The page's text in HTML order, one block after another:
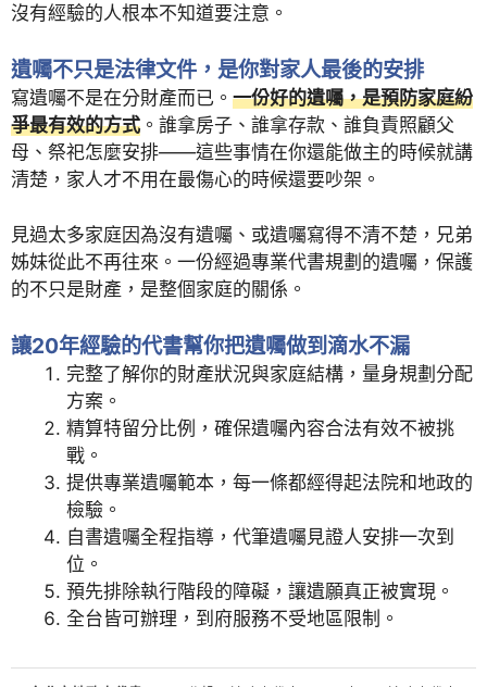
沒有經驗的人根本不知道要注意。
遺囑不只是法律文件，是你對家人最後的安排
寫遺囑不是在分財產而已。 一份好的遺囑，是預防家庭紛
爭最有效的方式 。誰拿房子、誰拿存款、誰負責照顧父
母、祭祀怎麼安排——這些事情在你還能做主的時候就講
清楚，家人才不用在最傷心的時候還要吵架。
見過太多家庭因為沒有遺囑、或遺囑寫得不清不楚，兄弟
姊妹從此不再往來。一份經過專業代書規劃的遺囑，保護
的不只是財產，是整個家庭的關係。
讓20年經驗的代書幫你把遺囑做到滴水不漏
完整了解你的財產狀況與家庭結構，量身規劃分配
方案。
精算特留分比例，確保遺囑內容合法有效不被挑
戰。
提供專業遺囑範本，每一條都經得起法院和地政的
檢驗。
自書遺囑全程指導，代筆遺囑見證人安排一次到
位。
預先排除執行階段的障礙，讓遺願真正被實現。
全台皆可辦理，到府服務不受地區限制。